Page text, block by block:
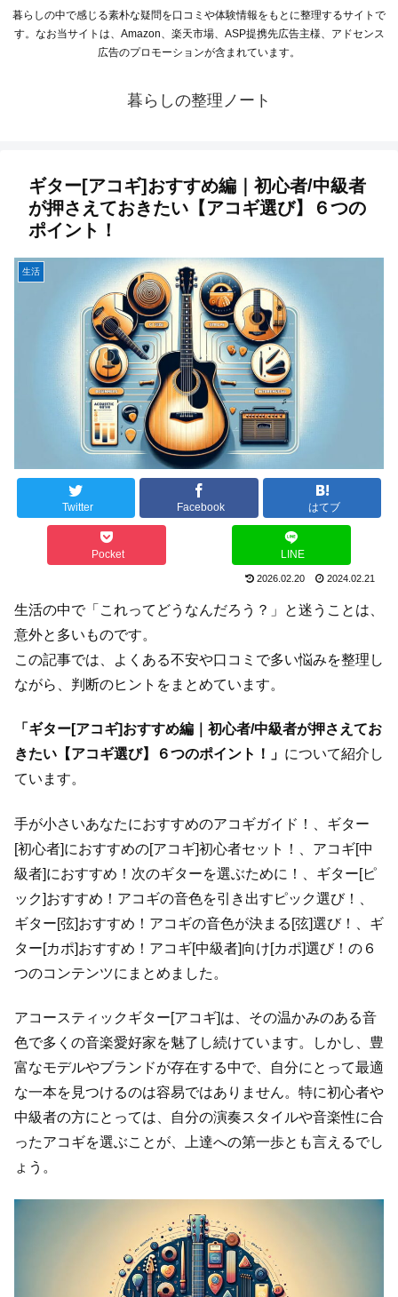
暮らしの中で感じる素朴な疑問を口コミや体験情報をもとに整理するサイトで
す。なお当サイトは、Amazon、楽天市場、ASP提携先広告主様、アドセンス
広告のプロモーションが含まれています。
暮らしの整理ノート
ギター[アコギ]おすすめ編｜初心者/中級者
が押さえておきたい【アコギ選び】６つの
ポイント！
生活
Twitter Facebook はてブ
Pocket LINE
2026.02.20 2024.02.21
生活の中で「これってどうなんだろう？」と迷うことは、
意外と多いものです。
この記事では、よくある不安や口コミで多い悩みを整理し
ながら、判断のヒントをまとめています。
「ギター[アコギ]おすすめ編｜初心者/中級者が押さえてお
きたい【アコギ選び】６つのポイント！」 について紹介し
ています。
手が小さいあなたにおすすめのアコギガイド！、ギター
[初心者]におすすめの[アコギ]初心者セット！、アコギ[中
級者]におすすめ！次のギターを選ぶために！、ギター[ピ
ック]おすすめ！アコギの音色を引き出すピック選び！、
ギター[弦]おすすめ！アコギの音色が決まる[弦]選び！、ギ
ター[カポ]おすすめ！アコギ[中級者]向け[カポ]選び！の６
つのコンテンツにまとめました。
アコースティックギター[アコギ]は、その温かみのある音
色で多くの音楽愛好家を魅了し続けています。しかし、豊
富なモデルやブランドが存在する中で、自分にとって最適
な一本を見つけるのは容易ではありません。特に初心者や
中級者の方にとっては、自分の演奏スタイルや音楽性に合
ったアコギを選ぶことが、上達への第一歩とも言えるでし
ょう。